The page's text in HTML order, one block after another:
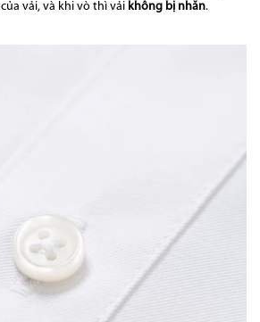
của vải, và khi vò thì vải không bị nhăn.